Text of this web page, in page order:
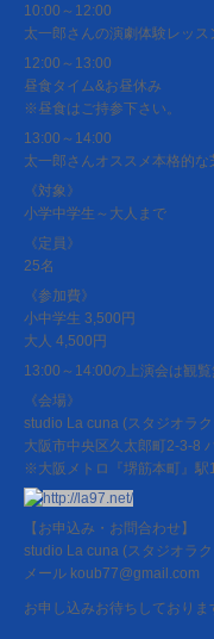
10:00～12:00
太一郎さんの演劇体験レッス
12:00～13:00
昼食タイム&お昼休み
※昼食はご持参下さい。
13:00～14:00
太一郎さんオススメ本格的
《対象》
小学中学生～大人まで
《定員》
25名
《参加費》
小中学生 3,500円
大人 4,500円
13:00～14:00の上演会は観覧
《会場》
studio La cuna (スタジオラ
大阪市中央区久太郎町2-3-8
※大阪メトロ『堺筋本町』駅
http://la97.net/
【お申込み・お問合わせ】
studio La cuna (スタジオラ
メール koub77@gmail.com
お申し込みお待ちしておりま